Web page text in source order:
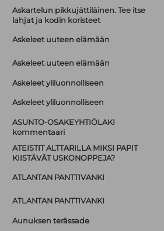
Askartelun pikkujättiläinen. Tee itse
lahjat ja kodin koristeet
Askeleet uuteen elämään
Askeleet uuteen elämään
Askeleet yliluonnolliseen
Askeleet yliluonnolliseen
ASUNTO-OSAKEYHTIÖLAKI
kommentaari
ATEISTIT ALTTARILLA MIKSI PAPIT
KIISTÄVÄT USKONOPPEJA?
ATLANTAN PANTTIVANKI
ATLANTAN PANTTIVANKI
Aunuksen terässade